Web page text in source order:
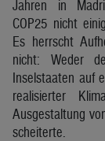
Jahren in
COP25 nicht
Es herrscht
nicht: Weder
Inselstaaten auf
realisierter
Ausgestaltung
scheiterte.